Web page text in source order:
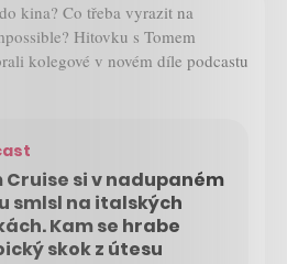
kina? Co třeba vyrazit na
Hitovku s Tomem
kolegové v novém díle podcastu
Cruise si v nadupaném
smlsl na italských
Kam se hrabe
skok z útesu